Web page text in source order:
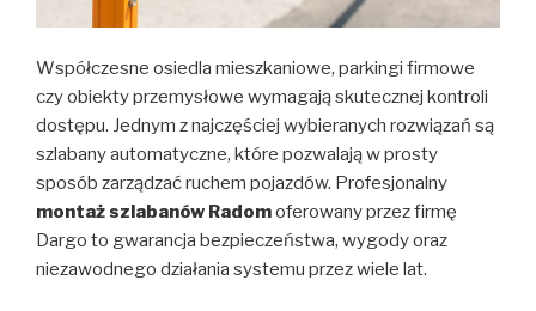
Współczesne osiedla mieszkaniowe, parkingi firmowe
czy obiekty przemysłowe wymagają skutecznej kontroli
dostępu. Jednym z najczęściej wybieranych rozwiązań są
szlabany automatyczne, które pozwalają w prosty
sposób zarządzać ruchem pojazdów. Profesjonalny
montaż szlabanów Radomoferowany przez firmę
Dargo to gwarancja bezpieczeństwa, wygody oraz
niezawodnego działania systemu przez wiele lat.